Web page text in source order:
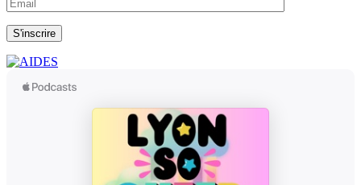
S'inscrire